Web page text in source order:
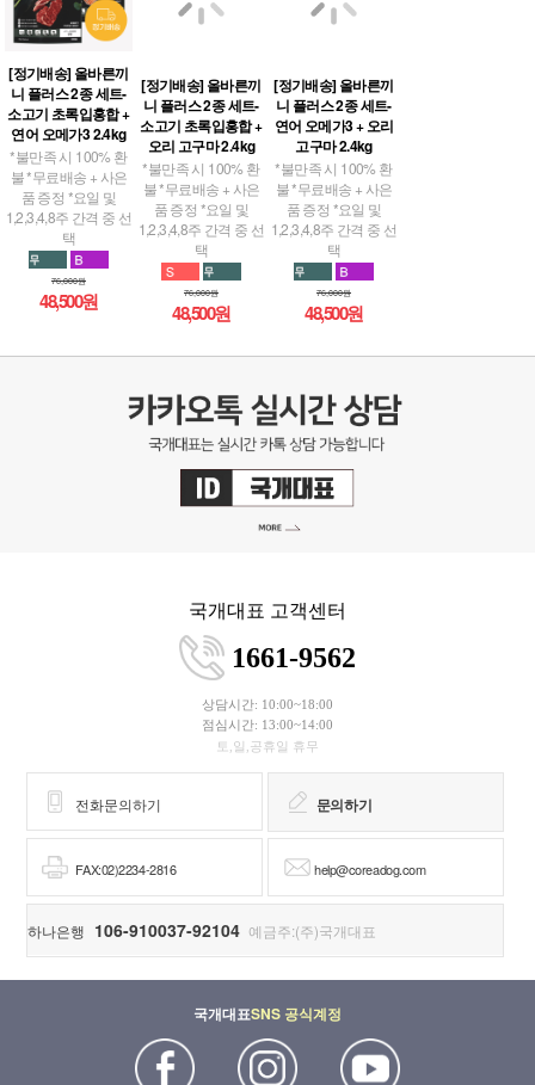
[정기배송] 올바른끼
니 플러스 2종 세트-
소고기 초록입홍합 +
연어 오메가3 2.4kg
*불만족 시 100% 환
불 *무료배송 + 사은
품 증정 *요일 및
1,2,3,4,8주 간격 중 선
택
76,000원
48,500원
[정기배송] 올바른끼
니 플러스 2종 세트-
소고기 초록입홍합 +
오리 고구마 2.4kg
*불만족 시 100% 환
불 *무료배송 + 사은
품 증정 *요일 및
1,2,3,4,8주 간격 중 선
택
76,000원
48,500원
[정기배송] 올바른끼
니 플러스 2종 세트-
연어 오메가3 + 오리
고구마 2.4kg
*불만족 시 100% 환
불 *무료배송 + 사은
품 증정 *요일 및
1,2,3,4,8주 간격 중 선
택
76,000원
48,500원
국개대표 고객센터
1661-9562
상담시간: 10:00~18:00
점심시간: 13:00~14:00
토,일,공휴일 휴무
전화문의하기 문의하기
FAX:02)2234-2816 help@coreadog.com
하나은행 106-910037-92104 예금주:(주)국개대표
국개대표SNS 공식계정